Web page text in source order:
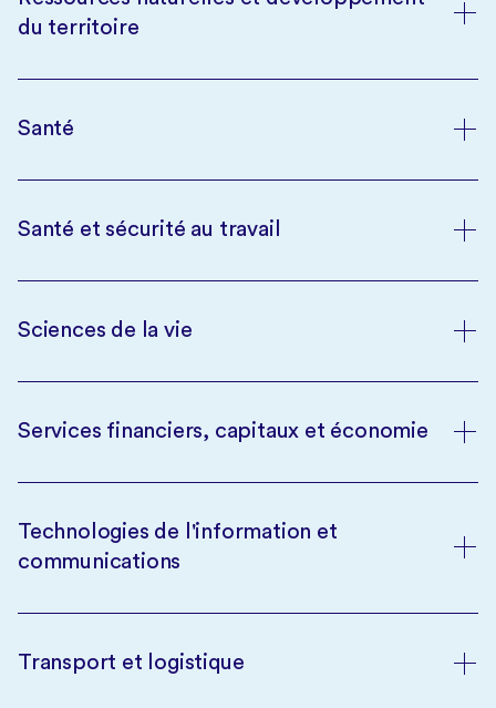
du territoire
Santé
Santé et sécurité au travail
Sciences de la vie
Services financiers, capitaux et économie
Technologies de l'information et
communications
Transport et logistique